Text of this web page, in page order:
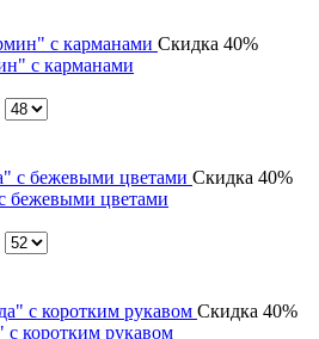
Скидка 40%
с карманами
Скидка 40%
бежевыми цветами
Скидка 40%
коротким рукавом